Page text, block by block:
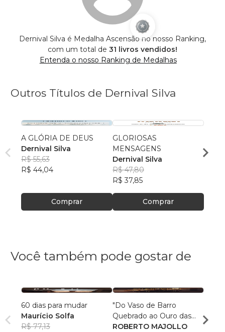
Dernival Silva é Medalha Ascensão no nosso Ranking,
com um total de 31 livros vendidos!
Entenda o nosso Ranking de Medalhas
Outros Títulos de Dernival Silva
A GLÓRIA DE DEUS
Dernival Silva
R$ 55,63
R$ 44,04
Comprar
GLORIOSAS
MENSAGENS
Dernival Silva
R$ 47,80
R$ 37,85
Comprar
R$
Você também pode gostar de
60 dias para mudar
Maurício Solfa
R$ 77,13
"Do Vaso de Barro
Quebrado ao Ouro das
Mãos Divinas"
ROBERTO MAJOLLO